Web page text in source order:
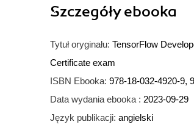
Szczegółyebooka
Tytuł oryginału: TensorFlow
Certificate exam
ISBN Ebooka: 978-18-032-4920-9,
Data wydania ebooka : 2023-09-29
Język publikacji: angielski